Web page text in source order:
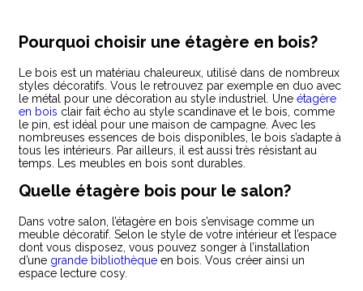
Pourquoi choisir une étagère en bois?
Le bois est un matériau chaleureux, utilisé dans de nombreux
styles décoratifs. Vous le retrouvez par exemple en duo avec
le métal pour une décoration au style industriel. Une étagère
en bois clair fait écho au style scandinave et le bois, comme
le pin, est idéal pour une maison de campagne. Avec les
nombreuses essences de bois disponibles, le bois s’adapte à
tous les intérieurs. Par ailleurs, il est aussi très résistant au
temps. Les meubles en bois sont durables.
Quelle étagère bois pour le salon?
Dans votre salon, l’étagère en bois s’envisage comme un
meuble décoratif. Selon le style de votre intérieur et l’espace
dont vous disposez, vous pouvez songer à l’installation
d’une grande bibliothèque en bois. Vous créer ainsi un
espace lecture cosy.